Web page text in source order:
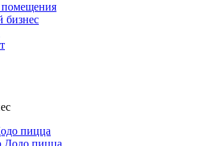
бизнес
пицца